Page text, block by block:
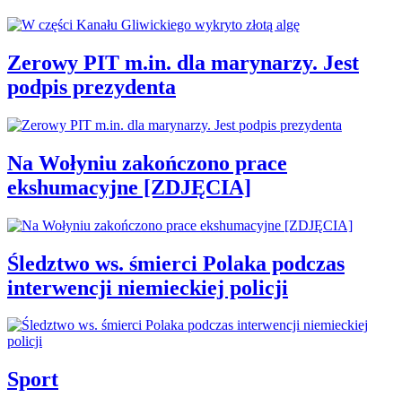
Zerowy PIT m.in. dla marynarzy. Jest
podpis prezydenta
Na Wołyniu zakończono prace
ekshumacyjne [ZDJĘCIA]
Śledztwo ws. śmierci Polaka podczas
interwencji niemieckiej policji
Sport